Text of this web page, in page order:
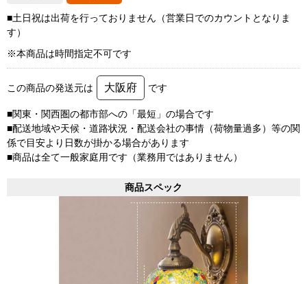
■土日祝は出荷を行っておりません（営業日でのカウントとなりま
す）
※本商品は時間指定不可です
この商品の発送元は 大阪府 です
■関東・関西圏の都市部への「最短」の場合です
■配送地域や天候・道路状況・配送会社の事情（荷物量過多）等の関
係で目安より日数が掛かる場合があります
■商品は全て一般家庭用です（業務用ではありません）
商品スペック